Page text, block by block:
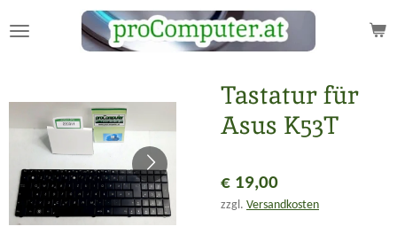
Hauptinhalt
Tastatur für
Asus K53T
€ 19,00
zzgl. Versandkosten